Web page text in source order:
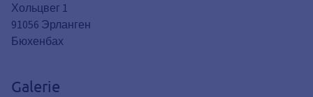
Хольцвег 1
91056 Эрланген
Бюхенбах
Galerie